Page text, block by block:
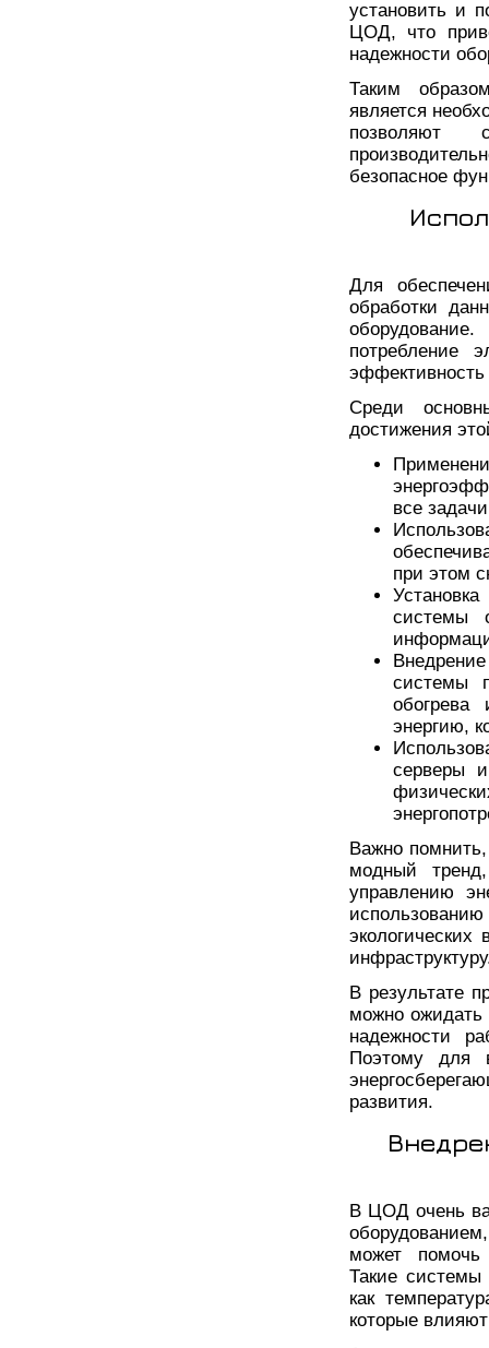
установить и
ЦОД, что
надежности
Таким
является
позволяют
безопасное
Для
обработки
потребление
Среди
достижения
все
при этом
системы
системы
энергию,
серверы
Важно помнить,
модный
управлению
экологических
В результате
можно ожидать
надежности
Поэтому для
развития.
В ЦОД очень
может помочь
Такие системы
как
которые